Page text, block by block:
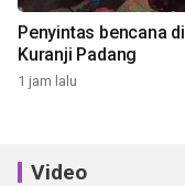
Penyintas bencana di
Kuranji Padang
1 jam lalu
Video